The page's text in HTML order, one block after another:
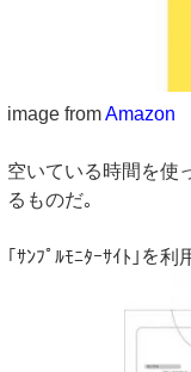
image fromAmazon
空いている時間を使
るものだ｡
｢ｻﾝﾌﾟﾙﾓﾆﾀｰｻｲﾄ｣を利